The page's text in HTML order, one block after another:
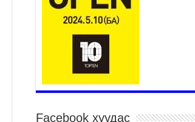
Үндэсний их баяр наадмын шагайн харваа
насанд хүрэгчдийн багийн харваагаар
үргэлжилж байна
2026 оны 7 сар 15 / 10 цаг 52 минут
Үндэсний их баяр наадмын хүчит бөхийн
барилдаан эхэллээ
2026 оны 7 сар 15 / 10 цаг 46 минут
Үндэсний хувцасны өдрийг тохиолдуулан
Facebook хуудас